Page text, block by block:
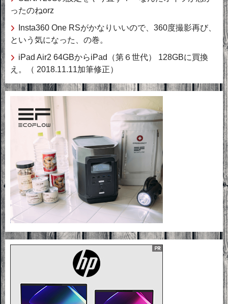
ったのねorz
Insta360 One RSがかなりいいので、360度撮影再び、
という気になった、の巻。
iPad Air2 64GBからiPad（第６世代） 128GBに買換
え。（ 2018.11.11加筆修正）